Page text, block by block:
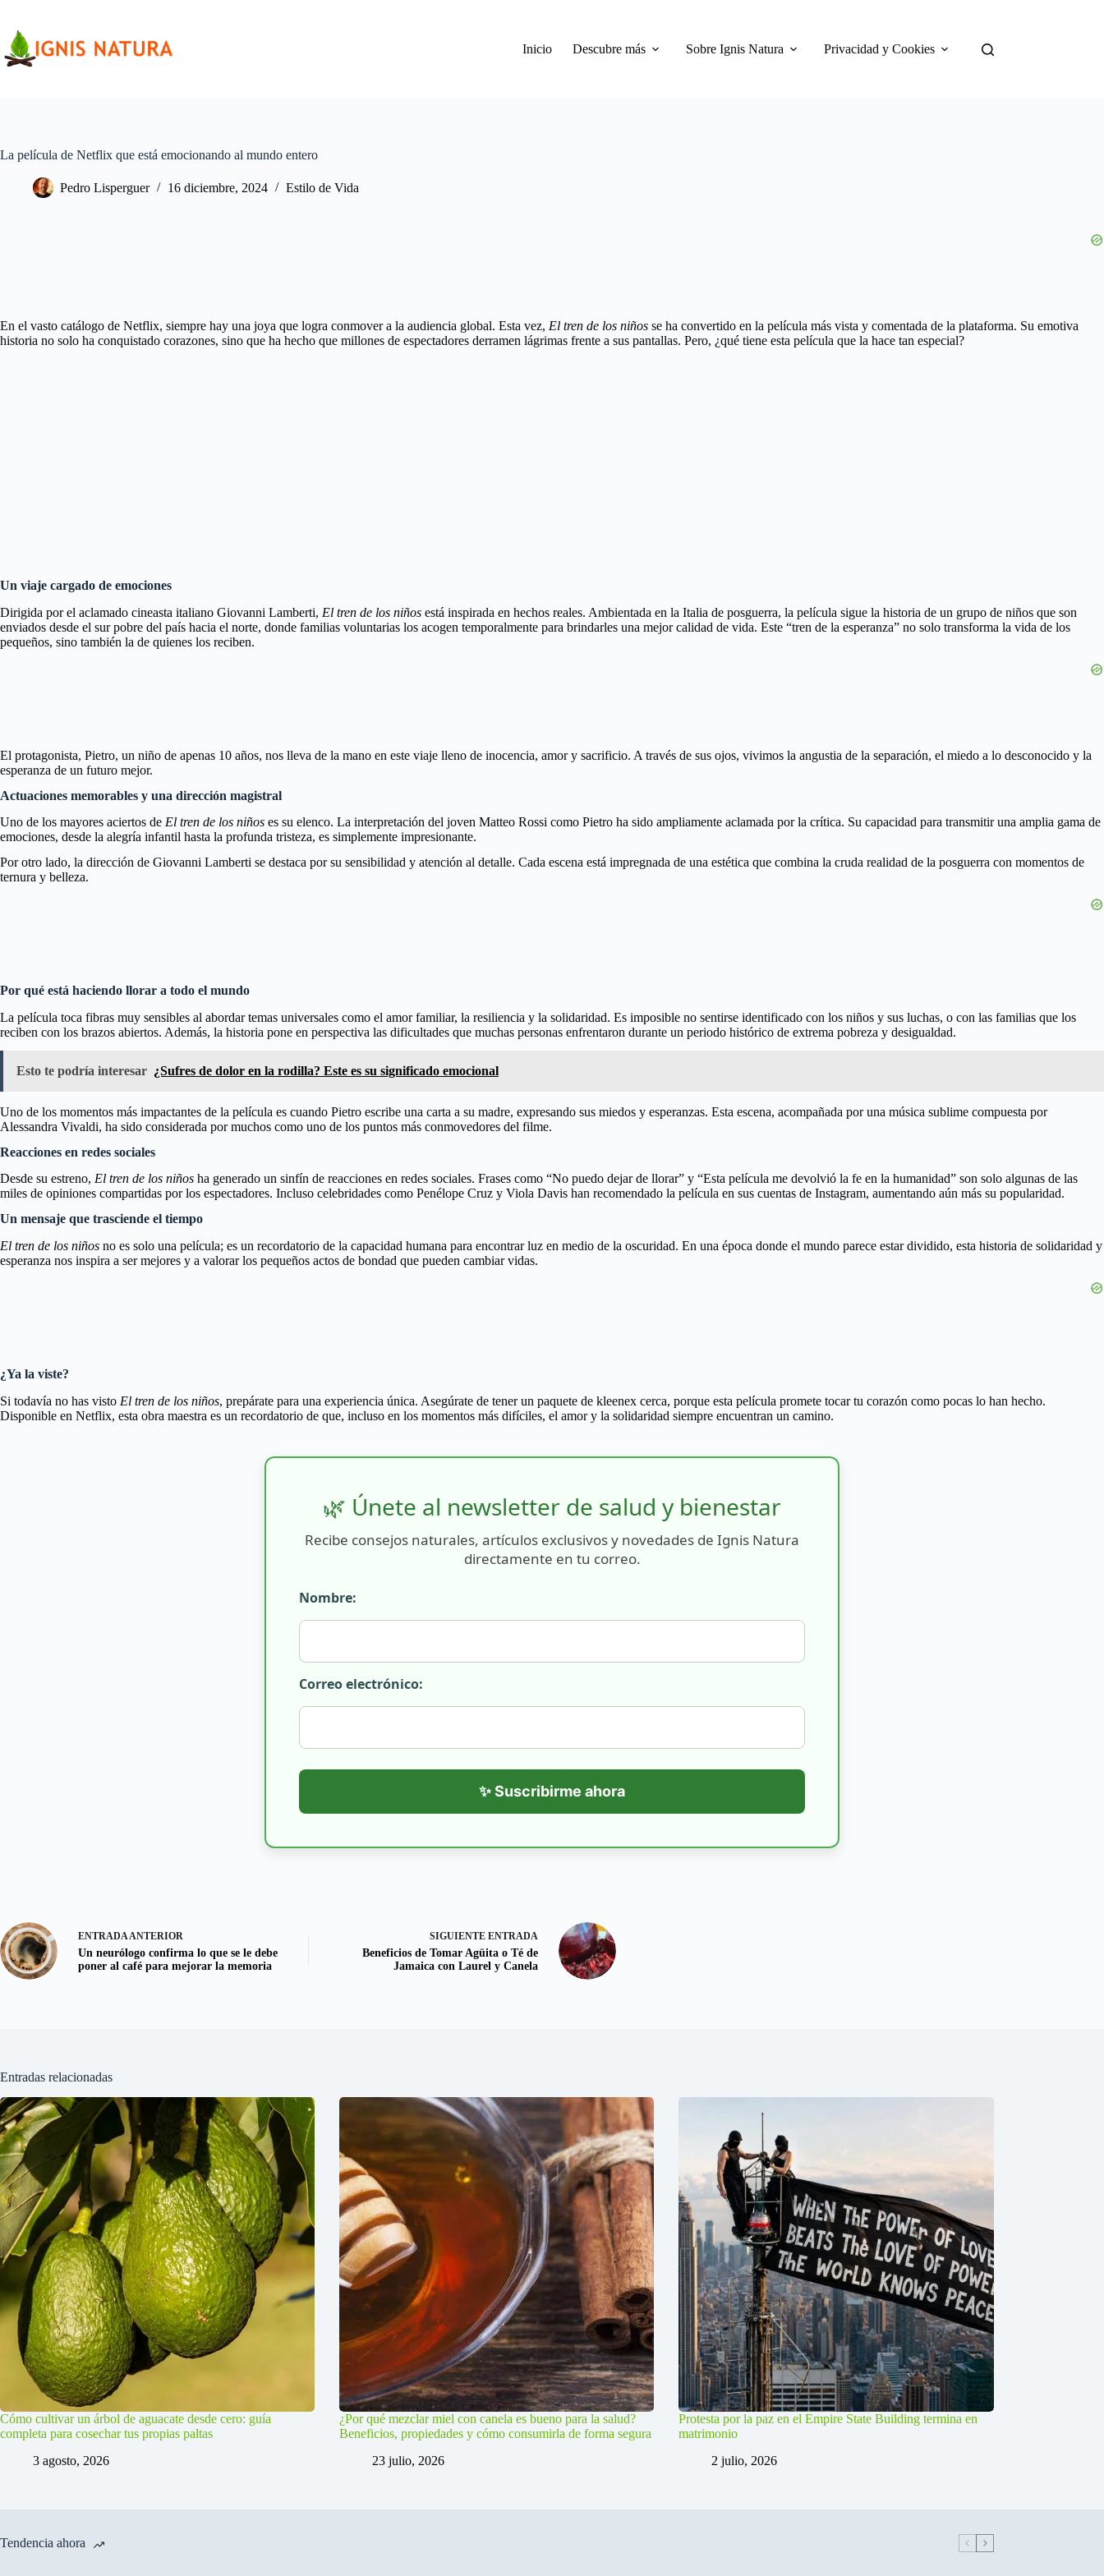
contenido
Inicio
Descubre más Sobre Ignis Natura Privacidad y Cookies
La película de Netflix que está emocionando al mundo entero
Pedro Lisperguer 16 diciembre, 2024 Estilo de Vida
En el vasto catálogo de Netflix, siempre hay una joya que logra conmover a la audiencia global. Esta vez, El tren de los niños se ha convertido en la película más vista y comentada de la plataforma. Su emotiva
historia no solo ha conquistado corazones, sino que ha hecho que millones de espectadores derramen lágrimas frente a sus pantallas. Pero, ¿qué tiene esta película que la hace tan especial?
Un viaje cargado de emociones
Dirigida por el aclamado cineasta italiano Giovanni Lamberti, El tren de los niños está inspirada en hechos reales. Ambientada en la Italia de posguerra, la película sigue la historia de un grupo de niños que son
enviados desde el sur pobre del país hacia el norte, donde familias voluntarias los acogen temporalmente para brindarles una mejor calidad de vida. Este “tren de la esperanza” no solo transforma la vida de los
pequeños, sino también la de quienes los reciben.
El protagonista, Pietro, un niño de apenas 10 años, nos lleva de la mano en este viaje lleno de inocencia, amor y sacrificio. A través de sus ojos, vivimos la angustia de la separación, el miedo a lo desconocido y la
esperanza de un futuro mejor.
Actuaciones memorables y una dirección magistral
Uno de los mayores aciertos de El tren de los niños es su elenco. La interpretación del joven Matteo Rossi como Pietro ha sido ampliamente aclamada por la crítica. Su capacidad para transmitir una amplia gama de
emociones, desde la alegría infantil hasta la profunda tristeza, es simplemente impresionante.
Por otro lado, la dirección de Giovanni Lamberti se destaca por su sensibilidad y atención al detalle. Cada escena está impregnada de una estética que combina la cruda realidad de la posguerra con momentos de
ternura y belleza.
Por qué está haciendo llorar a todo el mundo
La película toca fibras muy sensibles al abordar temas universales como el amor familiar, la resiliencia y la solidaridad. Es imposible no sentirse identificado con los niños y sus luchas, o con las familias que los
reciben con los brazos abiertos. Además, la historia pone en perspectiva las dificultades que muchas personas enfrentaron durante un periodo histórico de extrema pobreza y desigualdad.
Esto te podría interesar ¿Sufres de dolor en la rodilla? Este es su significado emocional
Uno de los momentos más impactantes de la película es cuando Pietro escribe una carta a su madre, expresando sus miedos y esperanzas. Esta escena, acompañada por una música sublime compuesta por
Alessandra Vivaldi, ha sido considerada por muchos como uno de los puntos más conmovedores del filme.
Reacciones en redes sociales
Desde su estreno, El tren de los niños ha generado un sinfín de reacciones en redes sociales. Frases como “No puedo dejar de llorar” y “Esta película me devolvió la fe en la humanidad” son solo algunas de las
miles de opiniones compartidas por los espectadores. Incluso celebridades como Penélope Cruz y Viola Davis han recomendado la película en sus cuentas de Instagram, aumentando aún más su popularidad.
Un mensaje que trasciende el tiempo
El tren de los niños no es solo una película; es un recordatorio de la capacidad humana para encontrar luz en medio de la oscuridad. En una época donde el mundo parece estar dividido, esta historia de solidaridad y
esperanza nos inspira a ser mejores y a valorar los pequeños actos de bondad que pueden cambiar vidas.
¿Ya la viste?
Si todavía no has visto El tren de los niños, prepárate para una experiencia única. Asegúrate de tener un paquete de kleenex cerca, porque esta película promete tocar tu corazón como pocas lo han hecho.
Disponible en Netflix, esta obra maestra es un recordatorio de que, incluso en los momentos más difíciles, el amor y la solidaridad siempre encuentran un camino.
🌿 Únete al newsletter de salud y bienestar
Recibe consejos naturales, artículos exclusivos y novedades de Ignis Natura
directamente en tu correo.
Nombre:
Correo electrónico:
✨ Suscribirme ahora
ENTRADAANTERIOR
Un neurólogo confirma lo que se le debe
poner al café para mejorar la memoria
SIGUIENTE ENTRADA
Beneficios de Tomar Agüita o Té de
Jamaica con Laurel y Canela
Entradas relacionadas
Cómo cultivar un árbol de aguacate desde cero: guía
completa para cosechar tus propias paltas
3 agosto, 2026
¿Por qué mezclar miel con canela es bueno para la salud?
Beneficios, propiedades y cómo consumirla de forma segura
23 julio, 2026
Protesta por la paz en el Empire State Building termina en
matrimonio
2 julio, 2026
Tendencia ahora